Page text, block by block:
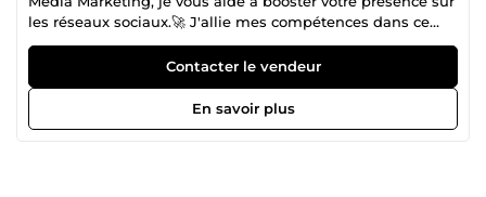
les réseaux sociaux.🚀 J'allie mes compétences dans ce
domaine avec ma passion pour la création et le design
digital pour pouvoir vous proposer des services qui
puissent vous permettre d'exploiter les opportunités
qu'offrent les réseaux sociaux Mes principaux domaines
de compétences : ✅le marketing des réseaux Sociaux ✅la
Contacter le vendeur
En savoir plus